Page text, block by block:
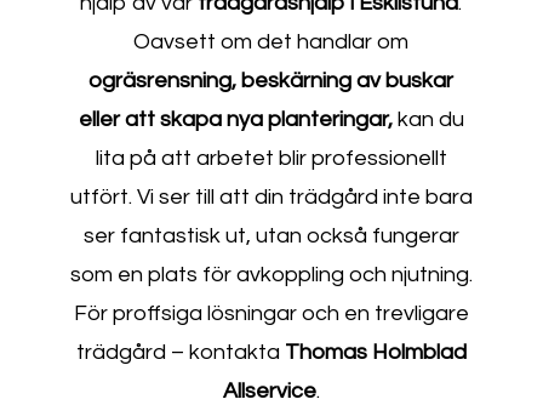
Oavsett om det handlar om
ogräsrensning, beskärning av buskar
eller att skapa nya planteringar,kan du
lita på att arbetet blir professionellt
utfört. Vi ser till att din trädgård inte bara
ser fantastisk ut, utan också fungerar
som en plats för avkoppling och njutning.
För proffsiga lösningar och en trevligare
trädgård – kontakta Thomas Holmblad
Allservice.